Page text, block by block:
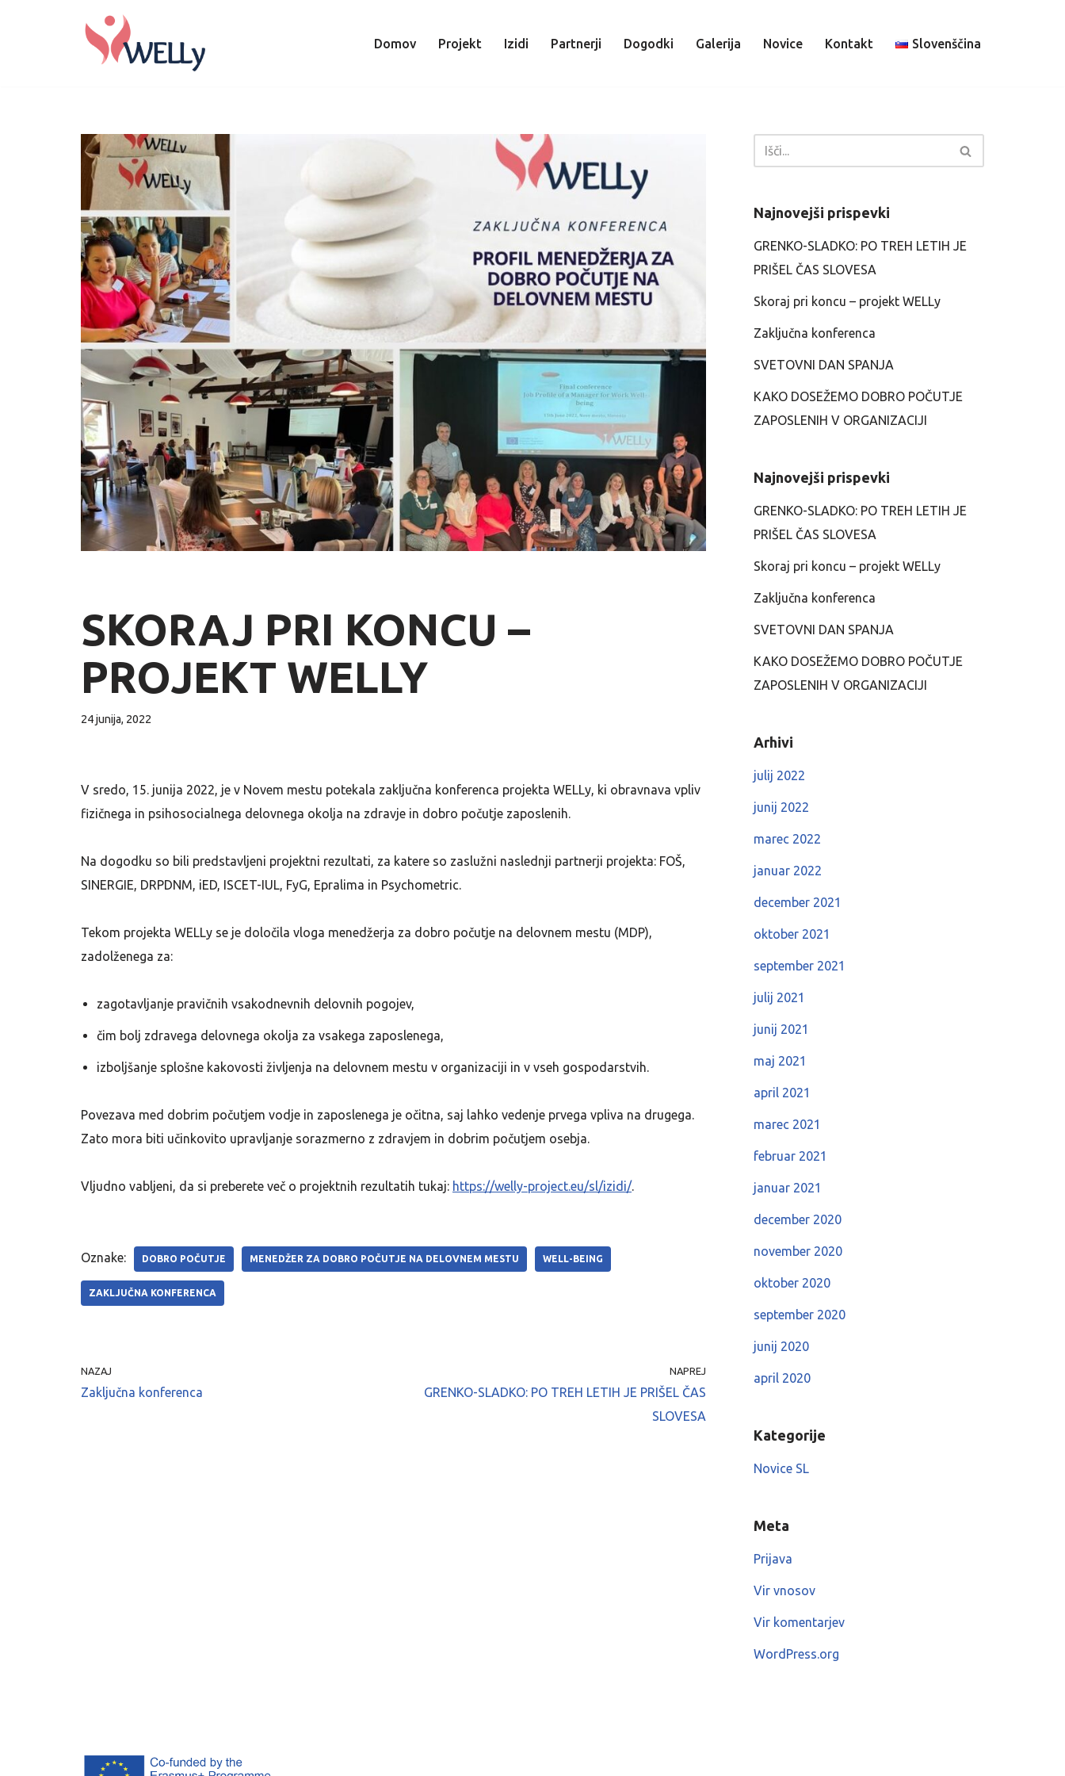
Domov Projekt Izidi Partnerji Dogodki Galerija Novice Kontakt Slovenščina
SKORAJ PRI KONCU –
PROJEKT WELLY
24 junija, 2022
V sredo, 15. junija 2022, je v Novem mestu potekala zaključna konferenca projekta WELLy, ki obravnava vpliv
fizičnega in psihosocialnega delovnega okolja na zdravje in dobro počutje zaposlenih.
Na dogodku so bili predstavljeni projektni rezultati, za katere so zaslužni naslednji partnerji projekta: FOŠ,
SINERGIE, DRPDNM, iED, ISCET-IUL, FyG, Epralima in Psychometric.
Tekom projekta WELLy se je določila vloga menedžerja za dobro počutje na delovnem mestu (MDP),
zadolženega za:
zagotavljanje pravičnih vsakodnevnih delovnih pogojev,
čim bolj zdravega delovnega okolja za vsakega zaposlenega,
izboljšanje splošne kakovosti življenja na delovnem mestu v organizaciji in v vseh gospodarstvih.
Povezava med dobrim počutjem vodje in zaposlenega je očitna, saj lahko vedenje prvega vpliva na drugega.
Zato mora biti učinkovito upravljanje sorazmerno z zdravjem in dobrim počutjem osebja.
Vljudno vabljeni, da si preberete več o projektnih rezultatih tukaj: https://welly-project.eu/sl/izidi/.
Oznake: DOBRO POČUTJE MENEDŽER ZA DOBRO POČUTJE NA DELOVNEM MESTU WELL-BEING
ZAKLJUČNA KONFERENCA
NAZAJ
Zaključna konferenca
NAPREJ
GRENKO-SLADKO: PO TREH LETIH JE PRIŠEL ČAS
SLOVESA
Najnovejši prispevki
GRENKO-SLADKO: PO TREH LETIH JE
PRIŠEL ČAS SLOVESA
Skoraj pri koncu – projekt WELLy
Zaključna konferenca
SVETOVNI DAN SPANJA
KAKO DOSEŽEMO DOBRO POČUTJE
ZAPOSLENIH V ORGANIZACIJI
Najnovejši prispevki
GRENKO-SLADKO: PO TREH LETIH JE
PRIŠEL ČAS SLOVESA
Skoraj pri koncu – projekt WELLy
Zaključna konferenca
SVETOVNI DAN SPANJA
KAKO DOSEŽEMO DOBRO POČUTJE
ZAPOSLENIH V ORGANIZACIJI
Arhivi
julij 2022
junij 2022
marec 2022
januar 2022
december 2021
oktober 2021
september 2021
julij 2021
junij 2021
maj 2021
april 2021
marec 2021
februar 2021
januar 2021
december 2020
november 2020
oktober 2020
september 2020
junij 2020
april 2020
Kategorije
Novice SL
Meta
Prijava
Vir vnosov
Vir komentarjev
WordPress.org